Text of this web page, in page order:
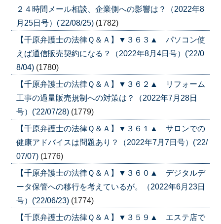
２４時間メール相談、企業側への影響は？（2022年8
月25日号）('22/08/25) (1782)
【千原弁護士の法律Ｑ＆Ａ】▼３６３▲ パソコン使
えば通信販売契約になる？（2022年8月4日号）('22/0
8/04) (1780)
【千原弁護士の法律Ｑ＆Ａ】▼３６２▲ リフォーム
工事の過量販売規制への対策は？（2022年7月28日
号）('22/07/28) (1779)
【千原弁護士の法律Ｑ＆Ａ】▼３６１▲ サロンでの
健康アドバイスは問題あり？（2022年7月7日号）('22/
07/07) (1776)
【千原弁護士の法律Ｑ＆Ａ】▼３６０▲ デジタルデ
ータ保管への移行を考えているが。（2022年6月23日
号）('22/06/23) (1774)
【千原弁護士の法律Ｑ＆Ａ】▼３５９▲ エステ店で